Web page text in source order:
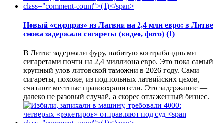
Новый «сюрприз» из Латвии на 2,4 млн евро: в Литве
снова задержали сигареты (видео, фото) (1)
В Литве задержали фуру, набитую контрабандными
сигаретами почти на 2,4 миллиона евро. Это пока самый
крупный улов литовской таможни в 2026 году. Сами
сигареты, похоже, из подпольных латвийских цехов, —
считают местные правоохранители. Это задержание —
далеко не разовый случай, а скорее отлаженный бизнес.